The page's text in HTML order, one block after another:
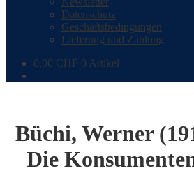
Datenschutz
Geschäftsbedingungen
Lieferung und Zahlung
0,00 CHF 0 Artikel
Büchi, Werner
Die